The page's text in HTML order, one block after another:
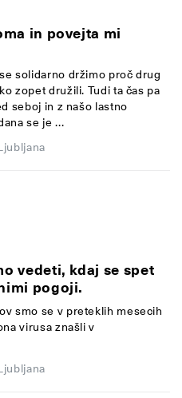
in povejta mi
solidarno držimo proč drug
zopet družili. Tudi ta čas pa
seboj in z našo lastno
se je ...
vedeti, kdaj se spet
pogoji.
smo se v preteklih mesecih
virusa znašli v